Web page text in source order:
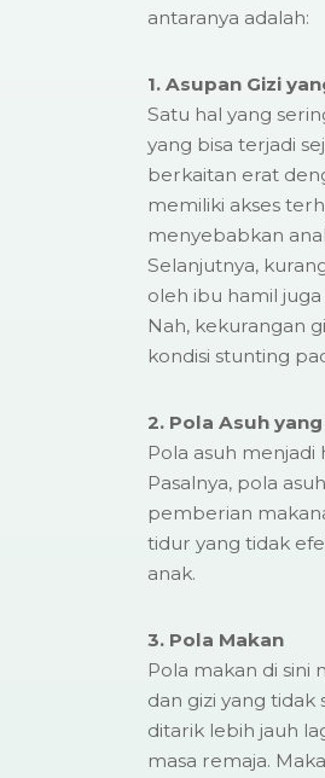
antaranya adalah:
1. Asupan Gizi
Satu hal yang
yang bisa terjadi
berkaitan erat
memiliki akses
menyebabkan
Selanjutnya,
oleh ibu hamil
Nah, kekurangan
kondisi stunting
2. Pola Asuh
Pola asuh
Pasalnya, pola
pemberian
tidur yang tidak
anak.
3. Pola Makan
Pola makan di
dan gizi yang tidak
ditarik lebih jauh
masa remaja.